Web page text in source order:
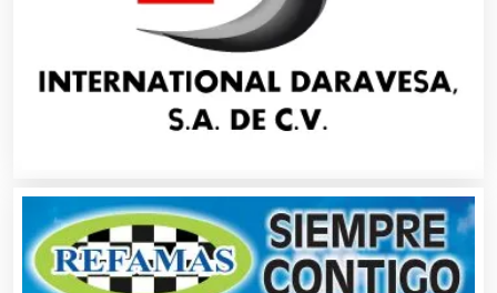
Artículos Publicitarios
Aseguradoras
Asesores Técnicos